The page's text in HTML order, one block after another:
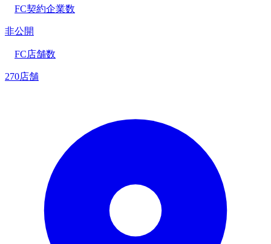
FC契約企業数
非公開
FC店舗数
270店舗